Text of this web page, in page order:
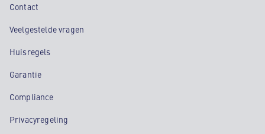
Contact
Veelgestelde vragen
Huisregels
Garantie
Compliance
Privacyregeling